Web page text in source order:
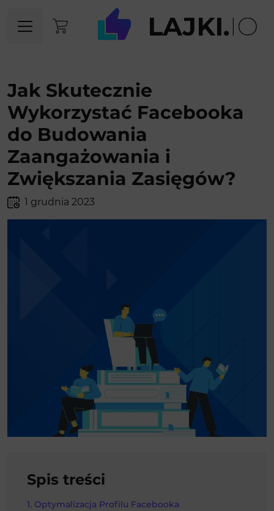
Jak Skutecznie
Wykorzystać Facebooka
do Budowania
Zaangażowania i
Zwiększania Zasięgów?
1 grudnia 2023
Spis treści
Optymalizacja Profilu Facebooka